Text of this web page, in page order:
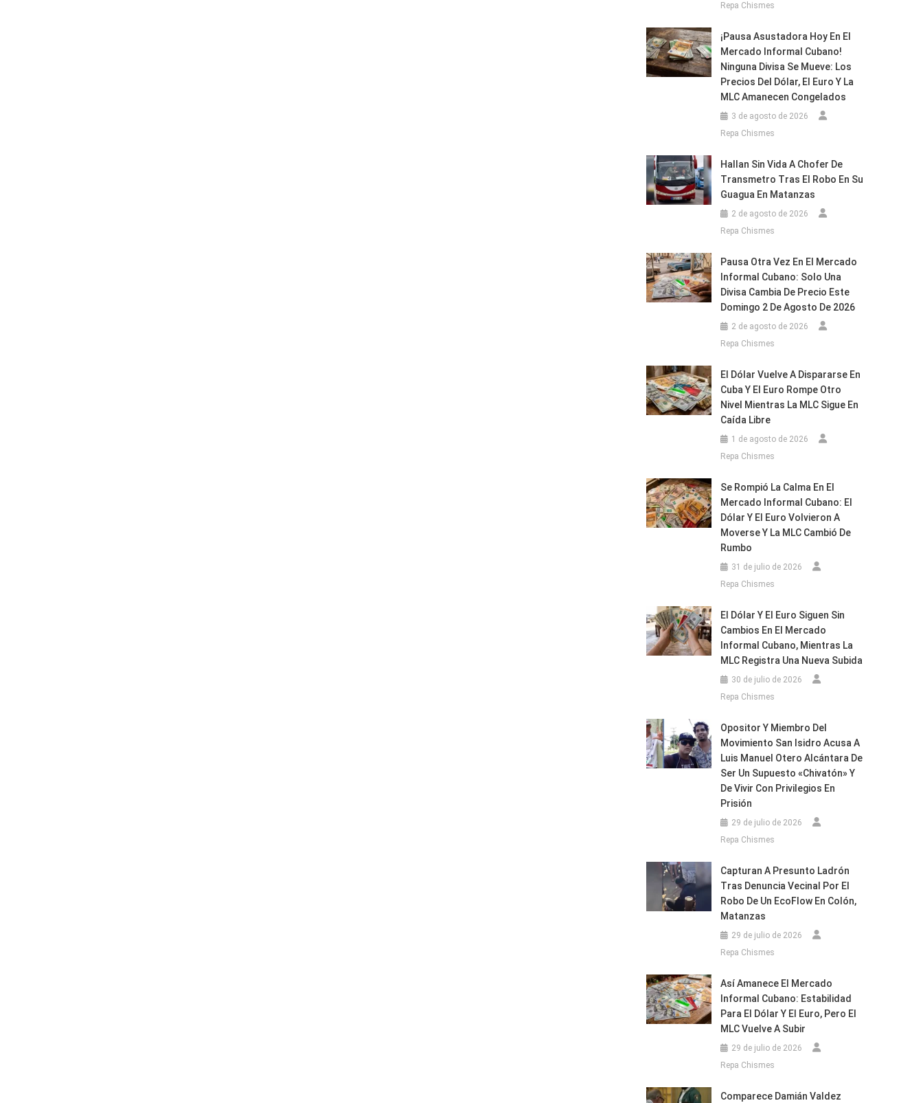
Repa Chismes
¡Pausa Asustadora Hoy En El
Mercado Informal Cubano!
Ninguna Divisa Se Mueve: Los
Precios Del Dólar, El Euro Y La
MLC Amanecen Congelados
3 de agosto de 2026
Repa Chismes
Hallan Sin Vida A Chofer De
Transmetro Tras El Robo En Su
Guagua En Matanzas
2 de agosto de 2026
Repa Chismes
Pausa Otra Vez En El Mercado
Informal Cubano: Solo Una
Divisa Cambia De Precio Este
Domingo 2 De Agosto De 2026
2 de agosto de 2026
Repa Chismes
El Dólar Vuelve A Dispararse En
Cuba Y El Euro Rompe Otro
Nivel Mientras La MLC Sigue En
Caída Libre
1 de agosto de 2026
Repa Chismes
Se Rompió La Calma En El
Mercado Informal Cubano: El
Dólar Y El Euro Volvieron A
Moverse Y La MLC Cambió De
Rumbo
31 de julio de 2026
Repa Chismes
El Dólar Y El Euro Siguen Sin
Cambios En El Mercado
Informal Cubano, Mientras La
MLC Registra Una Nueva Subida
30 de julio de 2026
Repa Chismes
Opositor Y Miembro Del
Movimiento San Isidro Acusa A
Luis Manuel Otero Alcántara De
Ser Un Supuesto «chivatón» Y
De Vivir Con Privilegios En
Prisión
29 de julio de 2026
Repa Chismes
Capturan A Presunto Ladrón
Tras Denuncia Vecinal Por El
Robo De Un EcoFlow En Colón,
Matanzas
29 de julio de 2026
Repa Chismes
Así Amanece El Mercado
Informal Cubano: Estabilidad
Para El Dólar Y El Euro, Pero El
MLC Vuelve A Subir
29 de julio de 2026
Repa Chismes
Comparece Damián Valdez